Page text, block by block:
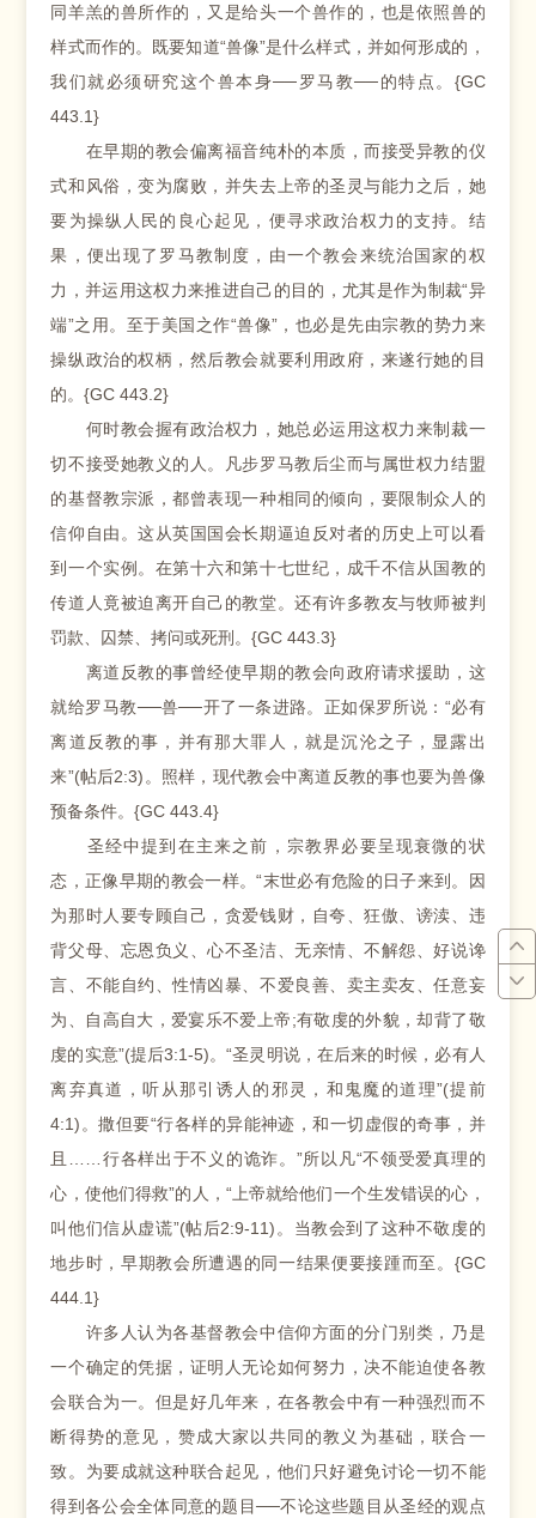
同羊羔的兽所作的，又是给头一个兽作的，也是依照兽的
样式而作的。既要知道“兽像”是什么样式，并如何形成的，
我们就必须研究这个兽本身──罗马教──的特点。{GC
443.1}
在早期的教会偏离福音纯朴的本质，而接受异教的仪
式和风俗，变为腐败，并失去上帝的圣灵与能力之后，她
要为操纵人民的良心起见，便寻求政治权力的支持。结
果，便出现了罗马教制度，由一个教会来统治国家的权
力，并运用这权力来推进自己的目的，尤其是作为制裁“异
端”之用。至于美国之作“兽像”，也必是先由宗教的势力来
操纵政治的权柄，然后教会就要利用政府，来遂行她的目
的。{GC 443.2}
何时教会握有政治权力，她总必运用这权力来制裁一
切不接受她教义的人。凡步罗马教后尘而与属世权力结盟
的基督教宗派，都曾表现一种相同的倾向，要限制众人的
信仰自由。这从英国国会长期逼迫反对者的历史上可以看
到一个实例。在第十六和第十七世纪，成千不信从国教的
传道人竟被迫离开自己的教堂。还有许多教友与牧师被判
罚款、囚禁、拷问或死刑。{GC 443.3}
离道反教的事曾经使早期的教会向政府请求援助，这
就给罗马教──兽──开了一条进路。正如保罗所说：“必有
离道反教的事，并有那大罪人，就是沉沦之子，显露出
来”(帖后2:3)。照样，现代教会中离道反教的事也要为兽像
预备条件。{GC 443.4}
圣经中提到在主来之前，宗教界必要呈现衰微的状
态，正像早期的教会一样。“末世必有危险的日子来到。因
为那时人要专顾自己，贪爱钱财，自夸、狂傲、谤渎、违
背父母、忘恩负义、心不圣洁、无亲情、不解怨、好说谗
言、不能自约、性情凶暴、不爱良善、卖主卖友、任意妄
为、自高自大，爱宴乐不爱上帝;有敬虔的外貌，却背了敬
虔的实意”(提后3:1-5)。“圣灵明说，在后来的时候，必有人
离弃真道，听从那引诱人的邪灵，和鬼魔的道理”(提前
4:1)。撒但要“行各样的异能神迹，和一切虚假的奇事，并
且……行各样出于不义的诡诈。”所以凡“不领受爱真理的
心，使他们得救”的人，“上帝就给他们一个生发错误的心，
叫他们信从虚谎”(帖后2:9-11)。当教会到了这种不敬虔的
地步时，早期教会所遭遇的同一结果便要接踵而至。{GC
444.1}
许多人认为各基督教会中信仰方面的分门别类，乃是
一个确定的凭据，证明人无论如何努力，决不能迫使各教
会联合为一。但是好几年来，在各教会中有一种强烈而不
断得势的意见，赞成大家以共同的教义为基础，联合一
致。为要成就这种联合起见，他们只好避免讨论一切不能
得到各公会全体同意的题目──不论这些题目从圣经的观点